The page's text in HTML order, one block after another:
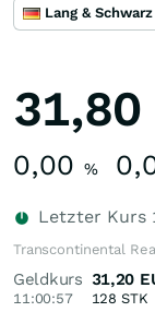
Lang & Schwarz
31,80
0,00 %
Letzter Kurs
Transcontinental
Geldkurs
11:00:57
31,20
128 STK